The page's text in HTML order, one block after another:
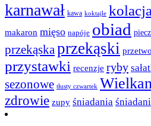
karnawał kawa koktajle kolacja
makaron mięso napóje obiad
przekąskaprzekąski
przystawki recenzje ryby
sezonowe tłusty czwartek
zdrowie zupy śniadania